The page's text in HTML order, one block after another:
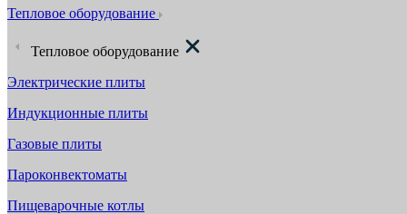
Тепловое оборудование
Тепловое оборудование
Электрические плиты
Индукционные плиты
Газовые плиты
Пароконвектоматы
Пищеварочные котлы